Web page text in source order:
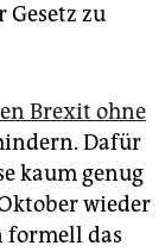
Gesetz zu
Brexit ohne
Dafür
kaum genug
wieder
formell das